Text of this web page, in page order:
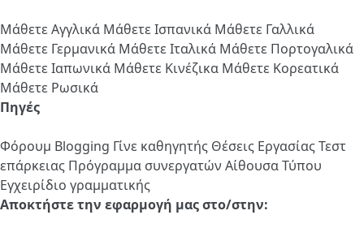
Μάθετε Αγγλικά Μάθετε Ισπανικά Μάθετε Γαλλικά
Μάθετε Γερμανικά Μάθετε Ιταλικά Μάθετε Πορτογαλικά
Μάθετε Ιαπωνικά Μάθετε Κινέζικα Μάθετε Κορεατικά
Μάθετε Ρωσικά
Πηγές
Φόρουμ Blogging Γίνε καθηγητής Θέσεις ΕργασίαςΤεστ
επάρκειας Πρόγραμμα συνεργατών Αίθουσα Τύπου
Εγχειρίδιο γραμματικής
Αποκτήστε την εφαρμογή μας στο/στην: